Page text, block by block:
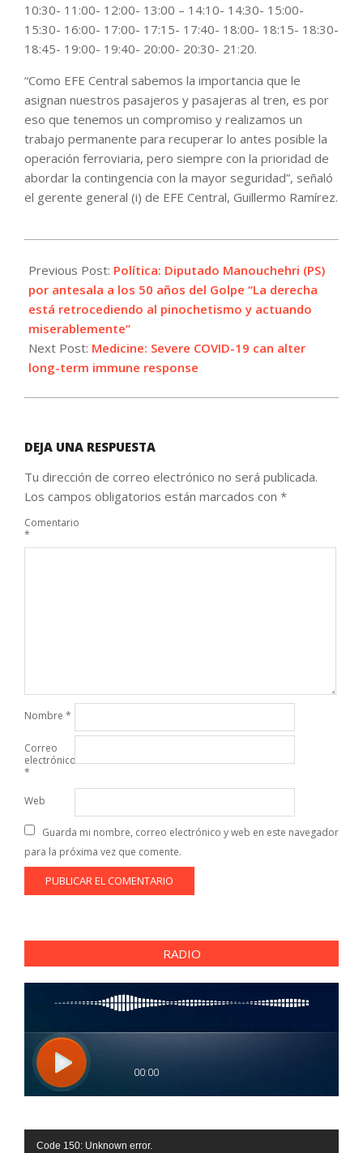
10:30- 11:00- 12:00- 13:00 – 14:10- 14:30- 15:00-
15:30- 16:00- 17:00- 17:15- 17:40- 18:00- 18:15- 18:30-
18:45- 19:00- 19:40- 20:00- 20:30- 21:20.
“Como EFE Central sabemos la importancia que le
asignan nuestros pasajeros y pasajeras al tren, es por
eso que tenemos un compromiso y realizamos un
trabajo permanente para recuperar lo antes posible la
operación ferroviaria, pero siempre con la prioridad de
abordar la contingencia con la mayor seguridad”, señaló
el gerente general (i) de EFE Central, Guillermo Ramírez.
08-
23
Previous Post: Política: Diputado Manouchehri (PS)
por antesala a los 50 años del Golpe “La derecha
está retrocediendo al pinochetismo y actuando
miserablemente”
Next Post: Medicine: Severe COVID-19 can alter
long-term immune response
DEJA UNA RESPUESTA
Tu dirección de correo electrónico no será publicada.
Los campos obligatorios están marcados con *
Comentario
*
Nombre *
Correo
electrónico
*
Web
Guarda mi nombre, correo electrónico y web en este navegador
para la próxima vez que comente.
RADIO
Reproductor
Code 150: Unknown error.